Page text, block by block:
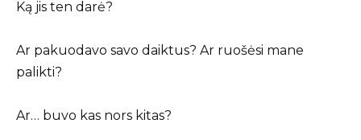
Ką jis ten darė?
Ar pakuodavo savo daiktus? Ar ruošėsi mane
palikti?
Ar… buvo kas nors kitas?